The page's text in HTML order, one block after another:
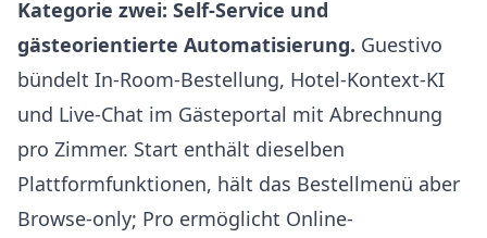
Kategorie zwei: Self-Service und
gästeorientierte Automatisierung. Guestivo
bündelt In-Room-Bestellung, Hotel-Kontext-KI
und Live-Chat im Gästeportal mit Abrechnung
pro Zimmer. Start enthält dieselben
Plattformfunktionen, hält das Bestellmenü aber
Browse-only; Pro ermöglicht Online-